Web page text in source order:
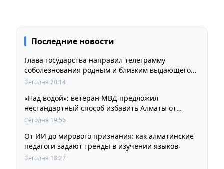
Последние новости
Глава государства направил телеграмму
соболезнования родным и близким выдающегося
кинорежиссера Ардака Амиркулова
Сегодня 20:14
«Над водой»: ветеран МВД предложил
нестандартный способ избавить Алматы от
пробок и смога
Сегодня 19:56
От ИИ до мирового признания: как алматинские
педагоги задают тренды в изучении языков
Сегодня 18:27